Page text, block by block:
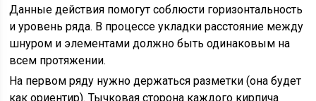
Данные действия помогут соблюсти горизонтальность
и уровень ряда. В процессе укладки расстояние между
шнуром и элементами должно быть одинаковым на
всем протяжении.
На первом ряду нужно держаться разметки (она будет
как ориентир). Тычковая сторона каждого кирпича